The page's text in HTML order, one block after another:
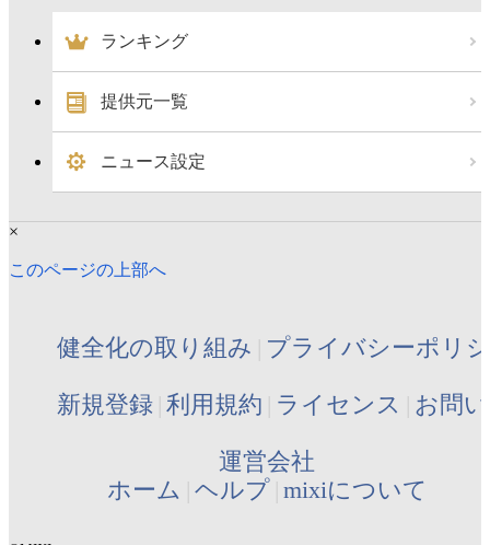
ランキング
提供元一覧
ニュース設定
×
このページの上部へ
健全化の取り組み プライバシーポリ
新規登録 利用規約 ライセンス お問
運営会社
ホーム ヘルプ mixiについて